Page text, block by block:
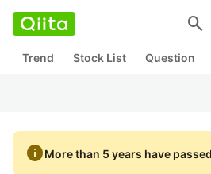
search
Trend Stock List Question
infoMore than 5 years have